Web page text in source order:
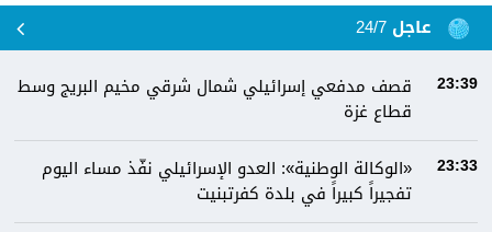
عاجل 24/7
23:39
قصف مدفعي إسرائيلي شمال شرقي مخيم البريج وسط
قطاع غزة
23:33
«الوكالة الوطنية»: العدو الإسرائيلي نفّذ مساء اليوم
تفجيراً كبيراً في بلدة كفرتبنيت